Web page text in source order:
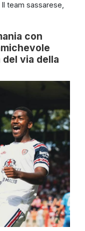
team sassarese,
con
via della